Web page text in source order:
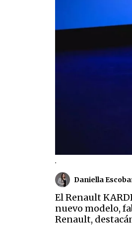
.
Daniella
El Renault
nuevo modelo,
Renault,